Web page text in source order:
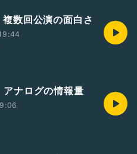
数回公演の面白さ
ナログの情報量